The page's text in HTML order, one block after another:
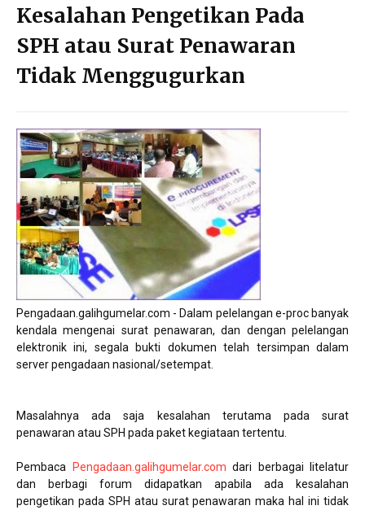
Kesalahan Pengetikan Pada
SPH atau Surat Penawaran
Tidak Menggugurkan
Pengadaan.galihgumelar.com - Dalam pelelangan e-proc banyak
kendala mengenai surat penawaran, dan dengan pelelangan
elektronik ini, segala bukti dokumen telah tersimpan dalam
server pengadaan nasional/setempat.
Masalahnya ada saja kesalahan terutama pada surat
penawaran atau SPH pada paket kegiataan tertentu.
Pembaca Pengadaan.galihgumelar.com dari berbagai litelatur
dan berbagi forum didapatkan apabila ada kesalahan
pengetikan pada SPH atau surat penawaran maka hal ini tidak